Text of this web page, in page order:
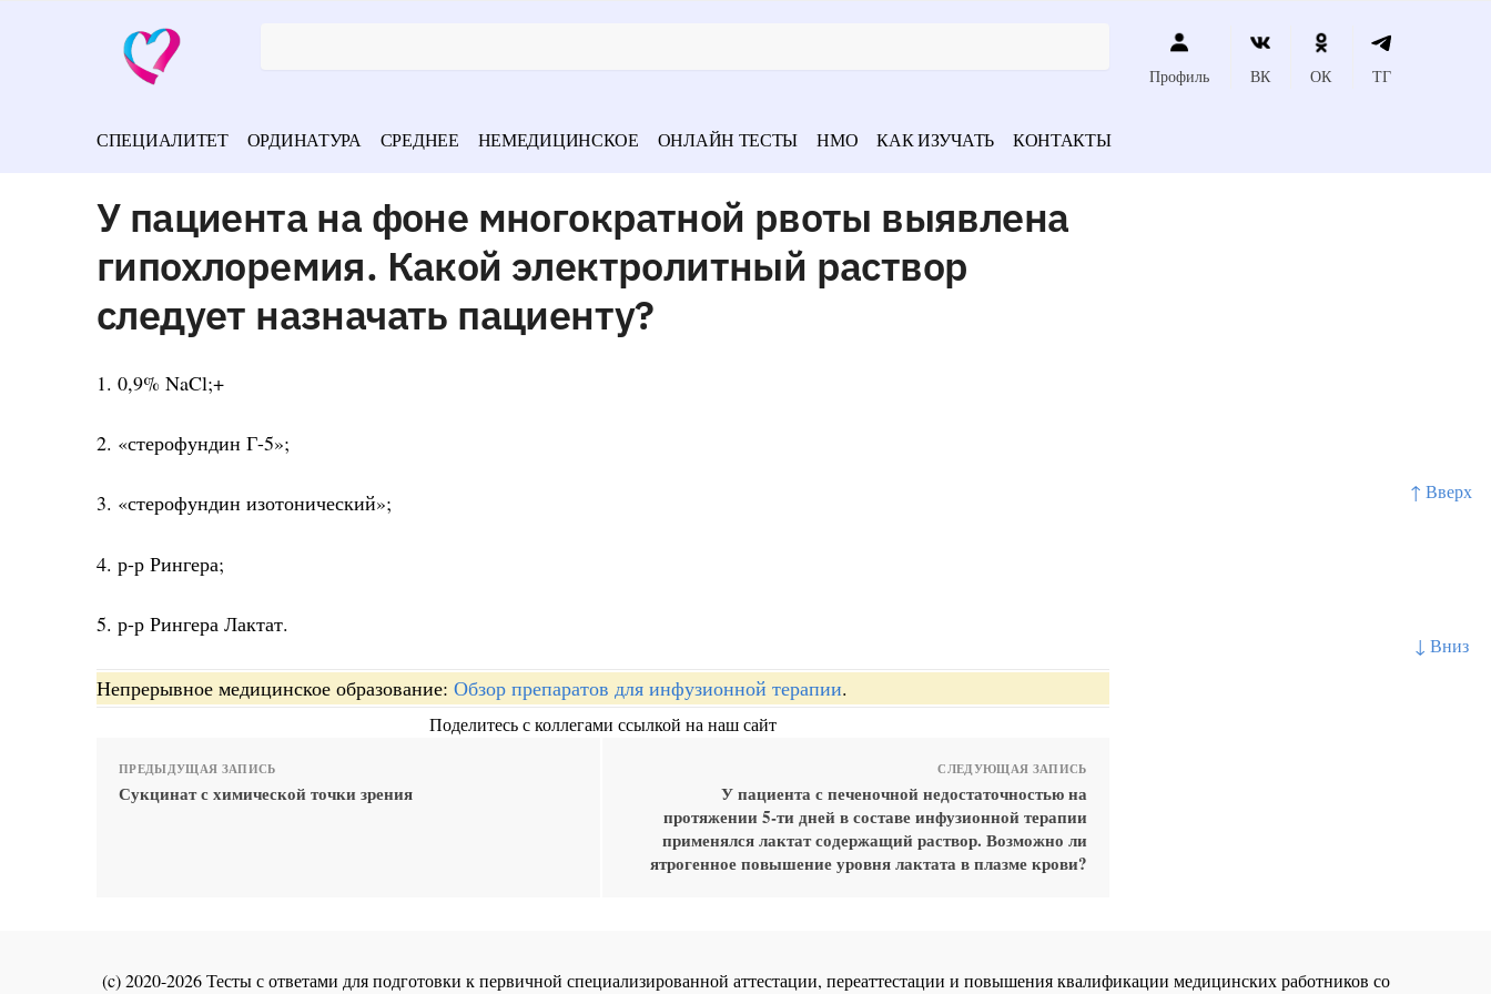
↑ Вверх
↓ Вниз
Профиль ВК ОК ТГ
СПЕЦИАЛИТЕТ ОРДИНАТУРА СРЕДНЕЕ НЕМЕДИЦИНСКОЕ ОНЛАЙН ТЕСТЫ НМО КАК ИЗУЧАТЬ КОНТАКТЫ
У пациента на фоне многократной рвоты выявлена
гипохлоремия. Какой электролитный раствор
следует назначать пациенту?
1. 0,9% NaCl;+
2. «стерофундин Г-5»;
3. «стерофундин изотонический»;
4. р-р Рингера;
5. р-р Рингера Лактат.
Непрерывное медицинское образование: Обзор препаратов для инфузионной терапии.
Поделитесь с коллегами ссылкой на наш сайт
ПРЕДЫДУЩАЯ ЗАПИСЬ
Сукцинат с химической точки зрения
СЛЕДУЮЩАЯ ЗАПИСЬ
У пациента с печеночной недостаточностью на
протяжении 5-ти дней в составе инфузионной терапии
применялся лактат содержащий раствор. Возможно ли
ятрогенное повышение уровня лактата в плазме крови?
(c) 2020-2026 Тесты с ответами для подготовки к первичной специализированной аттестации, переаттестации и повышения квалификации медицинских работников со